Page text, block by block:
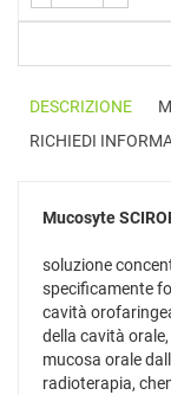
DESCRIZIONE
RICHIEDI
Mucosyte
soluzione
specificamente
cavità
della cavità
mucosa orale
radioterapia,